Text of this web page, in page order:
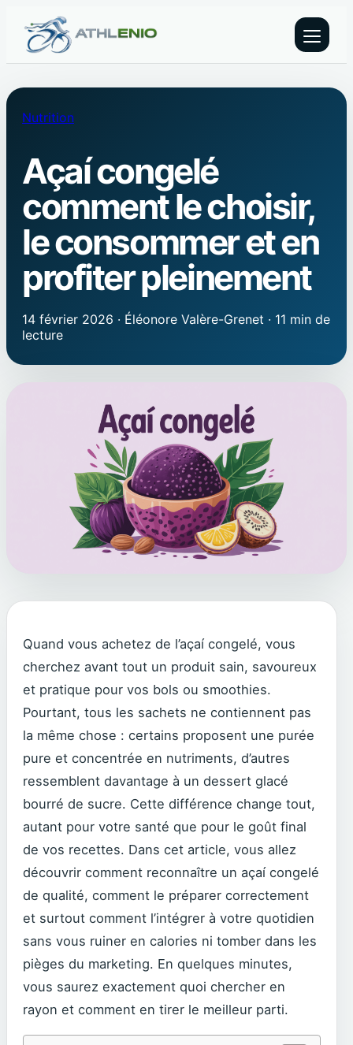
Nutrition
Açaí congelé
comment le choisir,
le consommer et en
profiter pleinement
14 février 2026 · Éléonore Valère-Grenet · 11 min de
lecture
Quand vous achetez de l’açaí congelé, vous
cherchez avant tout un produit sain, savoureux
et pratique pour vos bols ou smoothies.
Pourtant, tous les sachets ne contiennent pas
la même chose : certains proposent une purée
pure et concentrée en nutriments, d’autres
ressemblent davantage à un dessert glacé
bourré de sucre. Cette différence change tout,
autant pour votre santé que pour le goût final
de vos recettes. Dans cet article, vous allez
découvrir comment reconnaître un açaí congelé
de qualité, comment le préparer correctement
et surtout comment l’intégrer à votre quotidien
sans vous ruiner en calories ni tomber dans les
pièges du marketing. En quelques minutes,
vous saurez exactement quoi chercher en
rayon et comment en tirer le meilleur parti.